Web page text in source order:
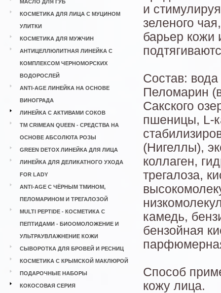
МАСЛО ДЛЯ ГУБ
КОСМЕТИКА ДЛЯ ЛИЦА С МУЦИНОМ
УЛИТКИ
КОСМЕТИКА ДЛЯ МУЖЧИН
АНТИЦЕЛЛЮЛИТНАЯ ЛИНЕЙКА С
КОМПЛЕКСОМ ЧЕРНОМОРСКИХ
ВОДОРОСЛЕЙ
ANTI-AGE ЛИНЕЙКА НА ОСНОВЕ
ВИНОГРАДА
ЛИНЕЙКА С АКТИВАМИ СОКОВ
ТМ CRIMEAN QUEEN - СРЕДСТВА НА
ОСНОВЕ АБСОЛЮТА РОЗЫ
GREEN DETOX ЛИНЕЙКА ДЛЯ ЛИЦА
ЛИНЕЙКА ДЛЯ ДЕЛИКАТНОГО УХОДА
FOR LADY
ANTI-AGE С ЧЁРНЫМ ТМИНОМ,
ПЕЛОМАРИНОМ И ТРЕГАЛОЗОЙ
MULTI PEPTIDE - КОСМЕТИКА С
ПЕПТИДАМИ - БИООМОЛОЖЕНИЕ И
УЛЬТРАУВЛАЖНЕНИЕ КОЖИ
СЫВОРОТКА ДЛЯ БРОВЕЙ И РЕСНИЦ
КОСМЕТИКА С КРЫМСКОЙ МАКЛЮРОЙ
ПОДАРОЧНЫЕ НАБОРЫ
КОКОСОВАЯ СЕРИЯ
и
зеленого
барьер кожи
Состав:
Пеломарин
Сакского
пшеницы, L-
(Нигеллы),
коллаген,
трегалоза,
камедь,
бензойная
Способ
кожу лица.